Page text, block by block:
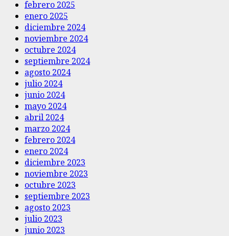
febrero 2025
enero 2025
diciembre 2024
noviembre 2024
octubre 2024
septiembre 2024
agosto 2024
julio 2024
junio 2024
mayo 2024
abril 2024
marzo 2024
febrero 2024
enero 2024
diciembre 2023
noviembre 2023
octubre 2023
septiembre 2023
agosto 2023
julio 2023
junio 2023